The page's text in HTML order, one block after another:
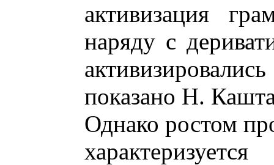
активизация
наряду с
показано Н.
Однако ростом